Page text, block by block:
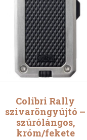
Colibri Rally
szivaröngyújtó –
szúrólángos,
króm/fekete